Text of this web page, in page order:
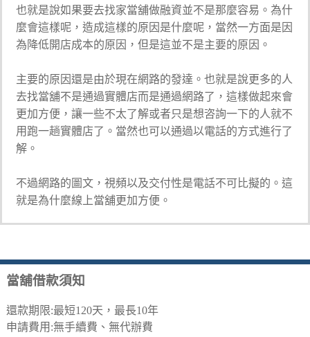
也就是說如果要去找家當舖做融資並不是那麼容易。為什
麼會這樣呢，造成這樣的原因是什麼呢，當然一方面是因
為降低開店成本的原因，但是這並不是主要的原因。
主要的原因還是由於現在網路的發達。也就是說更多的人
去找當舖不是通過實體店而是通過網路了，這樣做起來會
更加方便，讓一些不太了解或者只是想咨詢一下的人就不
用跑一趟實體店了。當然也可以通過以電話的方式進行了
解。
不過網路的圖文，視頻以及交付性是電話不可比擬的。這
就是為什麼線上當舖更加方便。
當舖借款須知
還款期限:最短120天，最長10年
申請費用:無手續費、無代辦費